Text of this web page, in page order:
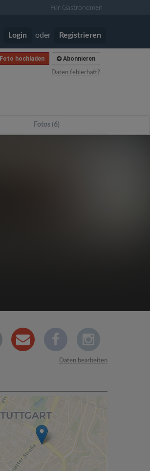
Für Gastronomen
Login oder Registrieren
Abonnieren
Foto hochladen
Daten fehlerhaft?
Fotos (6)
Daten bearbeiten